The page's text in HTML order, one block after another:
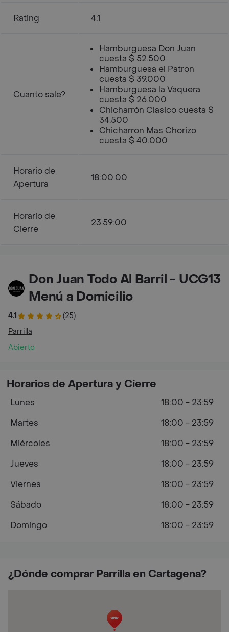
Rating 4.1
Cuanto sale?
Hamburguesa Don Juan
cuesta $ 52.500
Hamburguesa el Patron
cuesta $ 39.000
Hamburguesa la Vaquera
cuesta $ 26.000
Chicharrón Clasico cuesta $
34.500
Chicharron Mas Chorizo
cuesta $ 40.000
Horario de
Apertura
18:00:00
Horario de
Cierre
23:59:00
Don Juan Todo Al Barril - UCG13
Menú a Domicilio
4.1
(25)
Parrilla
Abierto
¿Dónde comprar Parrilla en Cartagena?
Horarios de Apertura y Cierre
Lunes
18:00 - 23:59
Martes
18:00 - 23:59
Miércoles
18:00 - 23:59
Jueves
18:00 - 23:59
Viernes
18:00 - 23:59
Sábado
18:00 - 23:59
Domingo
18:00 - 23:59